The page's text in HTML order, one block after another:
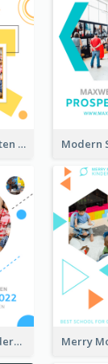
Funky Kindergarten Prospectus
Professional Kindergarten Prospectus